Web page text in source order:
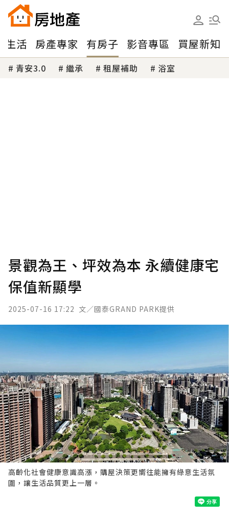
生活 房產專家 有房子 影音專區 買屋新知
青安3.0 繼承 租屋補助 浴室
景觀為王、坪效為本 永續健康宅
保值新顯學
2025-07-16 17:22 文／國泰GRAND PARK提供
高齡化社會健康意識高漲，購屋決策更嚮往能擁有綠意生活氛
圍，讓生活品質更上一層。